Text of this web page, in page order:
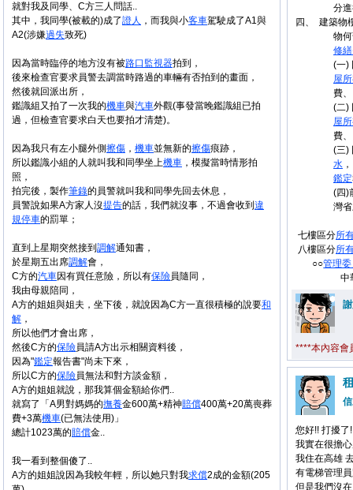
就對我及同學、C方三人問話..
其中，我同學(被載的)成了證人 ，而我與小客車駕駛成了A1與
A2(涉嫌過失致死)
因為當時臨停的地方沒有被路口 監視器拍到，
後來檢查官要求員警去調當時路過的車輛有否拍到的畫面，
然後就回派出所，
鑑識組又拍了一次我的機車與汽車外觀(事發當晚鑑識組已拍
過，但檢查官要求白天也要拍才清楚)。
因為我只有左小腿外側擦傷 ， 機車並無新的擦傷痕跡，
所以鑑識小組的人就叫我和同學坐上機車 ，模擬當時情形拍
照，
拍完後，製作筆錄的員警就叫我和同學先回去休息，
員警說如果A方家人沒提告的話，我們就沒事，不過會收到 違
規停車的罰單；
直到上星期突然接到 調解通知書，
於星期五出席調解會，
C方的汽車因有買任意險，所以有保險員隨同，
我由母親陪同，
A方的姐姐與姐夫，坐下後，就說因為C方一直很積極的說要和
解 ，
所以他們才會出席，
然後C方的保險員請A方出示相關資料後，
因為"鑑定報告書"尚未下來，
所以C方的保險員無法和對方談金額，
A方的姐姐就說，那我算個金額給你們..
就寫了「A男對媽媽的撫養金600萬+精神賠償400萬+20萬喪葬
費+3萬機車(已無法使用)」
總計1023萬的賠償金..
我一看到整個傻了..
A方的姐姐說因為我較年輕，所以她只對我求償2成的金額(205
分
四、 建築物
物
修繕
(一)
屋
費
(二)
屋
費
(三)
水
鑑定
(四)
灣
七樓區分所
八樓區分所
○○管理
中華民
****本內容會
您好!! 打擾了
我實在很擔
我住在高雄
有電梯管理
但是我們沒